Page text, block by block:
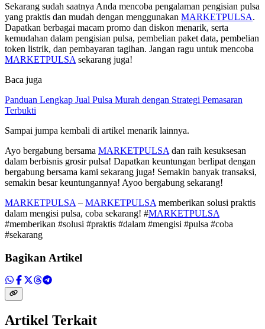
Sekarang sudah saatnya Anda mencoba pengalaman pengisian pulsa
yang praktis dan mudah dengan menggunakan MARKETPULSA.
Dapatkan berbagai macam promo dan diskon menarik, serta
kemudahan dalam pengisian pulsa, pembelian paket data, pembelian
token listrik, dan pembayaran tagihan. Jangan ragu untuk mencoba
MARKETPULSA sekarang juga!
Baca juga
Panduan Lengkap Jual Pulsa Murah dengan Strategi Pemasaran
Terbukti
Sampai jumpa kembali di artikel menarik lainnya.
Ayo bergabung bersama MARKETPULSA dan raih kesuksesan
dalam berbisnis grosir pulsa! Dapatkan keuntungan berlipat dengan
bergabung bersama kami sekarang juga! Semakin banyak transaksi,
semakin besar keuntungannya! Ayoo bergabung sekarang!
MARKETPULSA – MARKETPULSA memberikan solusi praktis
dalam mengisi pulsa, coba sekarang! #MARKETPULSA
#memberikan #solusi #praktis #dalam #mengisi #pulsa #coba
#sekarang
Bagikan Artikel
Artikel Terkait